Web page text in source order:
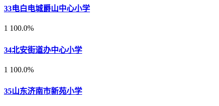
33电白电城爵山中心小学
1 100.0%
34北安街道办中心小学
1 100.0%
35山东济南市新苑小学